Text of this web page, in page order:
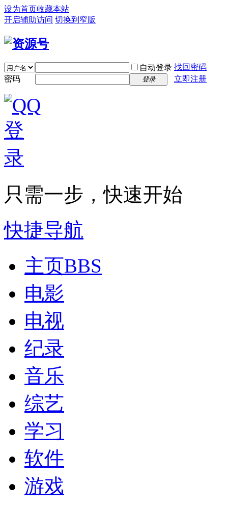
设为首页收藏本站
开启辅助访问 切换到窄版
自动登录 找回密码
密码
登录 立即注册
只需一步，快速开始
快捷导航
主页BBS
电影
电视
纪录
音乐
综艺
学习
软件
游戏